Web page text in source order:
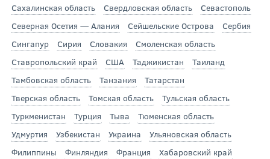
Сахалинская область
Свердловская область
Севастополь
Северная Осетия — Алания
Сейшельские Острова
Сербия
Сингапур
Сирия Словакия
Смоленская область
Ставропольский край
США Таджикистан
Таиланд
Тамбовская область
Танзания
Татарстан
Тверская область
Томская область
Тульская область
Туркменистан
Турция Тыва
Тюменская область
Удмуртия
Узбекистан Украина
Ульяновская область
Филиппины
Финляндия Франция
Хабаровский край